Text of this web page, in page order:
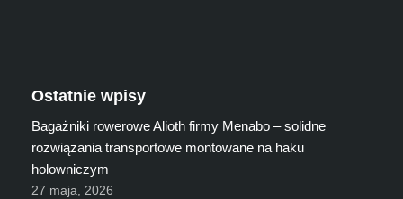
Ostatnie wpisy
Bagażniki rowerowe Alioth firmy Menabo – solidne
rozwiązania transportowe montowane na haku
holowniczym
27 maja, 2026